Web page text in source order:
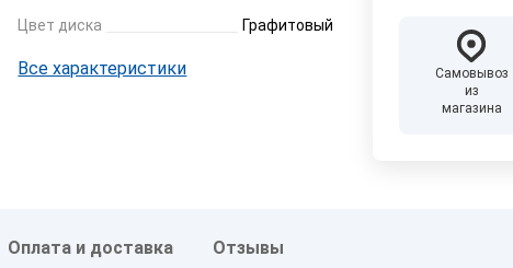
Цвет диска
Графитовый
Все характеристики
Самовывоз
из
магазина
Оплата и доставка Отзывы